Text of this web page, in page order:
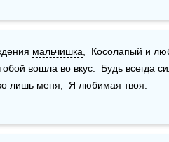
мальчишка ,  Косолапый и
вошла во вкус.  Будь всегда
лишь меня,  Я любимая твоя.